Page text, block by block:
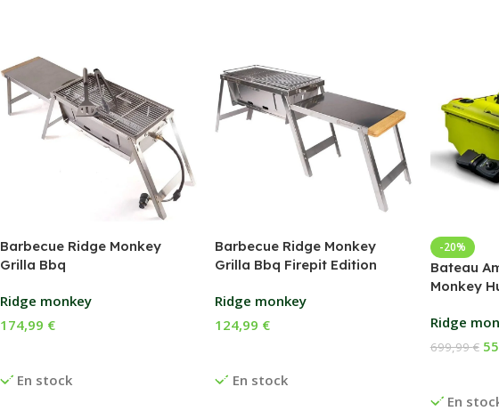
Barbecue Ridge Monkey
Grilla Bbq
Ridge monkey
En stock
174,99 €
Barbecue Ridge Monkey
Grilla Bbq Firepit Edition
Ridge monkey
En stock
124,99 €
-20%
Bateau
Monkey
Ridge
En
699,99€